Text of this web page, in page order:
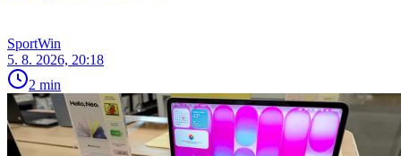
SportWin
5. 8. 2026, 20:18
2 min